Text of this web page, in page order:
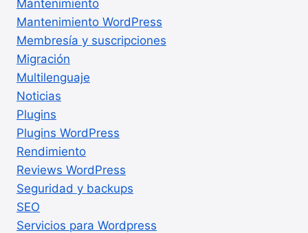
Mantenimiento
Mantenimiento WordPress
Membresía y suscripciones
Migración
Multilenguaje
Noticias
Plugins
Plugins WordPress
Rendimiento
Reviews WordPress
Seguridad y backups
SEO
Servicios para Wordpress